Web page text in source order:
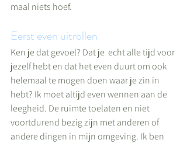
maal niets hoef.
Eerst even uitrollen
Ken je dat gevoel? Dat je  echt alle tijd voor
jezelf hebt en dat het even duurt om ook
helemaal te mogen doen waar je zin in
hebt? Ik moet altijd even wennen aan de
leegheid. De ruimte toelaten en niet
voortdurend bezig zijn met anderen of
andere dingen in mijn omgeving. Ik ben